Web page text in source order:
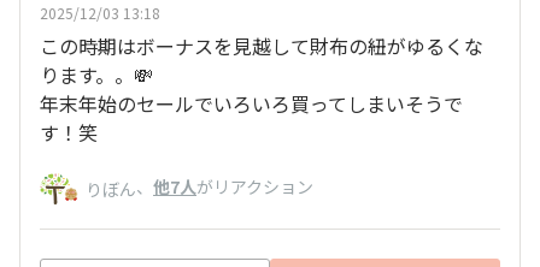
2025/12/03 13:18
この時期はボーナスを見越して財布の紐がゆるくな
ります。。💸
年末年始のセールでいろいろ買ってしまいそうで
す！笑
りぼん、 他7人がリアクション